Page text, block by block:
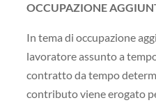
OCCUPAZIONE
In tema di occupazione
lavoratore assunto a
contratto da tempo
contributo viene erogato